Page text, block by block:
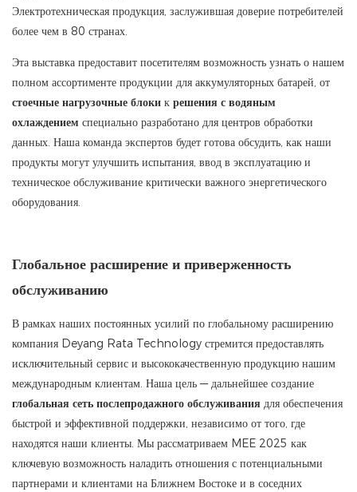
Электротехническая продукция, заслужившая доверие потребителей
более чем в 80 странах.
Эта выставка предоставит посетителям возможность узнать о нашем
полном ассортименте продукции для аккумуляторных батарей, от
стоечные нагрузочные блоки к решения с водяным
охлаждением специально разработано для центров обработки
данных. Наша команда экспертов будет готова обсудить, как наши
продукты могут улучшить испытания, ввод в эксплуатацию и
техническое обслуживание критически важного энергетического
оборудования.
Глобальное расширение и приверженность
обслуживанию
В рамках наших постоянных усилий по глобальному расширению
компания Deyang Rata Technology стремится предоставлять
исключительный сервис и высококачественную продукцию нашим
международным клиентам. Наша цель — дальнейшее создание
глобальная сеть послепродажного обслуживания для обеспечения
быстрой и эффективной поддержки, независимо от того, где
находятся наши клиенты. Мы рассматриваем MEE 2025 как
ключевую возможность наладить отношения с потенциальными
партнерами и клиентами на Ближнем Востоке и в соседних